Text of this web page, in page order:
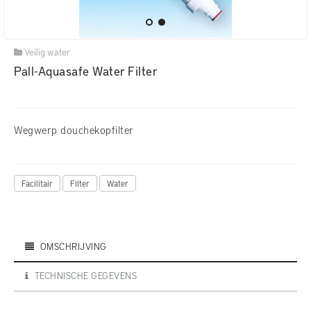
Veilig water
Pall-Aquasafe Water Filter
Wegwerp douchekopfilter
Facilitair Filter Water
OMSCHRIJVING
TECHNISCHE GEGEVENS